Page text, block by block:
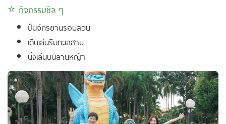
⭐ กิจกรรมชิล ๆ
ปั่นจักรยานรอบสวน
เดินเล่นริมทะเลสาบ
นั่งเล่นบนลานหญ้า